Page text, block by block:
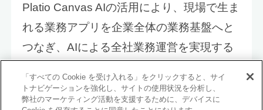
Platio Canvas AIの活用により、現場で生ま
れる業務アプリを企業全体の業務基盤へと
つなぎ、AIによる全社業務運営を実現する
株式会社日立システムズ 執行役員 山脇信
「すべての Cookie を受け入れる」をクリックすると、サイ
トナビゲーションを強化し、サイトの使用状況を分析し、
弊社のマーケティング活動を支援するために、デバイスに